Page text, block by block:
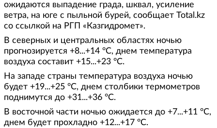
ожидаются выпадение града, шквал, усиление
ветра, на юге с пыльной бурей, сообщает Total.kz
со ссылкой на РГП «Казгидромет».
В северных и центральных областях ночью
прогнозируется +8...+14 °С, днем температура
воздуха составит +15...+23 °С.
На западе страны температура воздуха ночью
будет +19...+25 °С, днем столбики термометров
поднимутся до +31...+36 °С.
В восточной части ночью ожидается до +7...+11 °С,
днем будет прохладно +12...+17 °С.